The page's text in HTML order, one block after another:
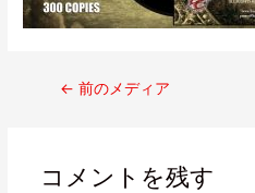
← 前のメディア
コメントを残す